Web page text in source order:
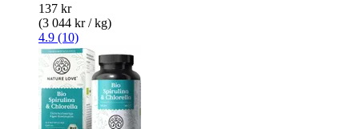
137 kr
(3 044 kr / kg)
4.9 (10)